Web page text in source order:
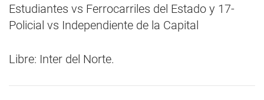
Estudiantes vs Ferrocarriles del Estado y 17-
Policial vs Independiente de la Capital
Libre: Inter del Norte.